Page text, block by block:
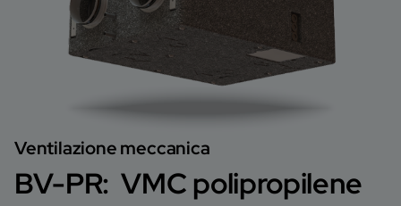
Ventilazione meccanica
BV-PR: VMC polipropilene